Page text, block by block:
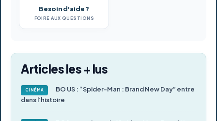
Besoin d'aide ?
FOIRE AUX QUESTIONS
Articles les + lus
CINÉMA
BO US : “Spider-Man : Brand New Day” entre
dans l’histoire